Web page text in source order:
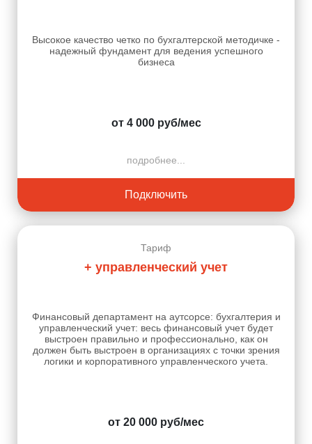
Высокое качество четко по бухгалтерской методичке -
надежный фундамент для ведения успешного
бизнеса
от 4 000 руб/мес
подробнее...
Подключить
Тариф
+ управленческий учет
Финансовый департамент на аутсорсе: бухгалтерия и
управленческий учет: весь финансовый учет будет
выстроен правильно и профессионально, как он
должен быть выстроен в организациях с точки зрения
логики и корпоративного управленческого учета.
от 20 000 руб/мес